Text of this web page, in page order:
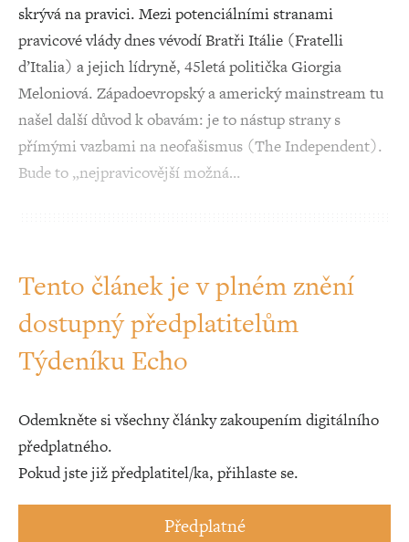
skrývá na pravici. Mezi potenciálními stranami
pravicové vlády dnes vévodí Bratři Itálie (Fratelli
d’Italia) a jejich lídryně, 45letá politička Giorgia
Meloniová. Západoevropský a americký mainstream tu
našel další důvod k obavám: je to nástup strany s
přímými vazbami na neofašismus (The Independent).
Bude to „nejpravicovější možná…
Tento článek je v plném znění
dostupný předplatitelům
Týdeníku Echo
Odemkněte si všechny články zakoupením digitálního
předplatného.
Pokud jste již předplatitel/ka, přihlaste se.
Předplatné